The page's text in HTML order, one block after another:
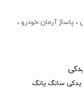
پاساژ آرمان خودرو ،
یدکی سانگ یانگ